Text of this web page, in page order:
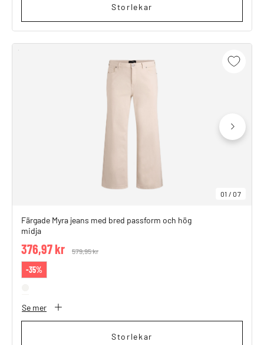
Storlekar
01 /07
Färgade Myra jeans med bred passform och hög
midja
Price reduced from
579,95 kr
376,97 kr
-35%
Se mer
Storlekar